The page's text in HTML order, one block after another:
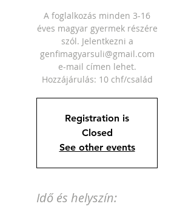
A foglalkozás minden 3-16
éves magyar gyermek részére
szól. Jelentkezni a
genfimagyarsuli@gmail.com
e-mail címen lehet.
Hozzájárulás: 10 chf/család
Registration is
Closed
See other events
Idő és helyszín: